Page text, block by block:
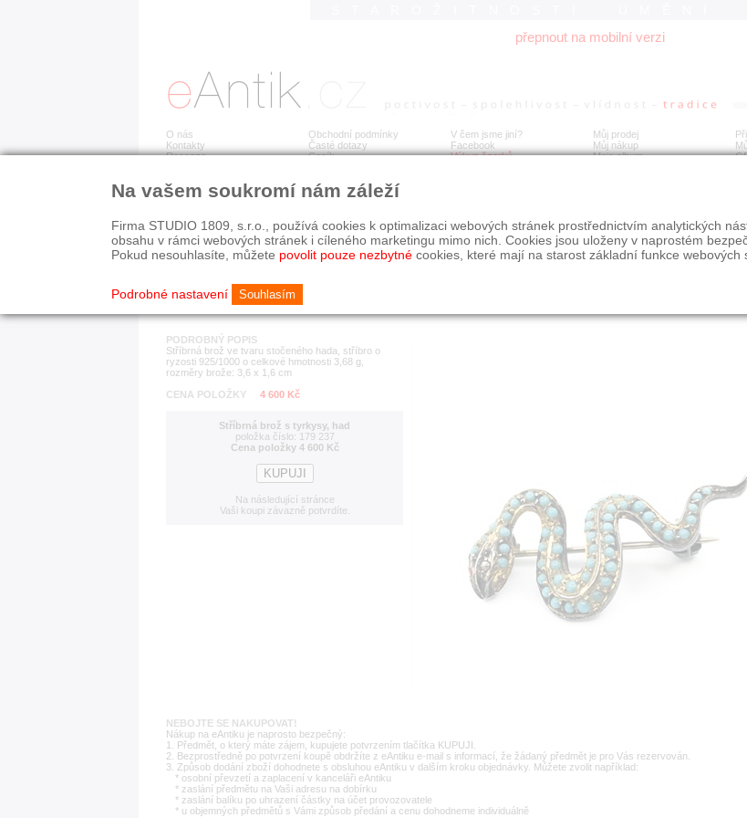
přepnout na mobilní verzi
O nás
Kontakty
Recenze
Obchodní podmínky
Časté dotazy
Ceník
V čem jsme jiní?
Facebook
Výkup šperků
Můj prodej
Můj nákup
Moje album
Detail položky č. 179 237 Stříbrná brož s tyrkysy, had
PODROBNÝ POPIS
Stříbrná brož ve tvaru stočeného hada, stříbro o
ryzosti 925/1000 o celkové hmotnosti 3,68 g,
rozměry brože: 3,6 x 1,6 cm
CENA POLOŽKY
4 600 Kč
Stříbrná brož s tyrkysy, had
položka číslo: 179 237
Cena položky 4 600 Kč
Na následující stránce
Vaši koupi závazně potvrdíte.
NEBOJTE SE NAKUPOVAT!
Nákup na eAntiku je naprosto bezpečný:
1. Předmět, o který máte zájem, kupujete potvrzením tlačítka KUPUJI.
2. Bezprostředně po potvrzení koupě obdržíte z eAntiku e-mail s informací, že žádaný předmět je pro Vás rezervován.
3. Způsob dodání zboží dohodnete s obsluhou eAntiku v dalším kroku objednávky. Můžete zvolit například:
* osobní převzetí a zaplacení v kanceláři eAntiku
* zaslání předmětu na Vaši adresu na dobírku
* zaslání balíku po uhrazení částky na účet provozovatele
* u objemných předmětů s Vámi způsob předání a cenu dohodneme individuálně
Na vašem soukromí nám záleží
Firma STUDIO 1809, s.r.o., používá cookies k optimalizaci webových stránek prostřednictvím analytických
obsahu v rámci webových stránek i cíleného marketingu mimo nich. Cookies jsou uloženy v naprostém
Pokud nesouhlasíte, můžete povolit pouze nezbytné cookies, které mají na starost základní funkce webových
Podrobné nastavení Souhlasím